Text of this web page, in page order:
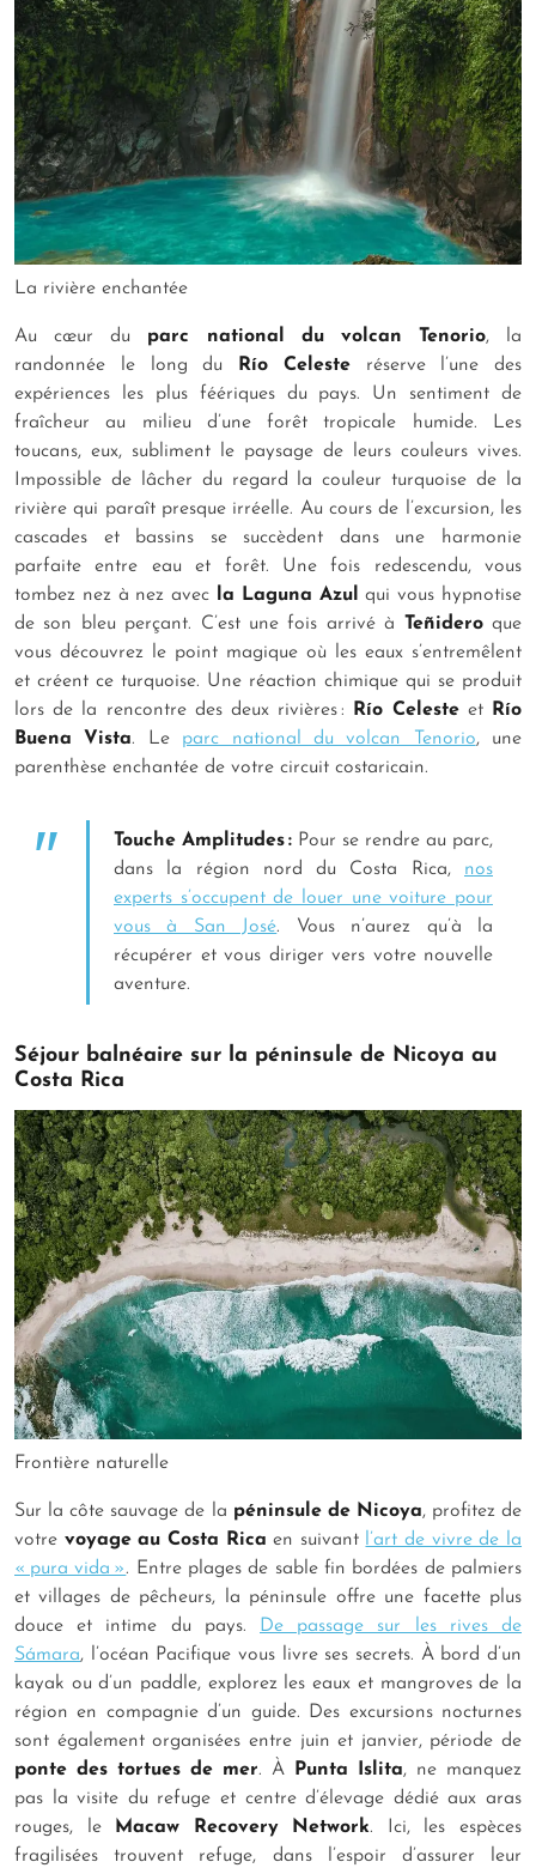
La rivière enchantée
Au cœur du parc national du volcan Tenorio, la
randonnée le long du Río Celeste réserve l’une des
expériences les plus féériques du pays. Un sentiment de
fraîcheur au milieu d’une forêt tropicale humide. Les
toucans, eux, subliment le paysage de leurs couleurs vives.
Impossible de lâcher du regard la couleur turquoise de la
rivière qui paraît presque irréelle. Au cours de l’excursion, les
cascades et bassins se succèdent dans une harmonie
parfaite entre eau et forêt. Une fois redescendu, vous
tombez nez à nez avec la Laguna Azul qui vous hypnotise
de son bleu perçant. C’est une fois arrivé à Teñideroque
vous découvrez le point magique où les eaux s’entremêlent
et créent ce turquoise. Une réaction chimique qui se produit
lors de la rencontre des deux rivières : Río Celesteet Río
Buena Vista. Le parc national du volcan Tenorio, une
parenthèse enchantée de votre circuit costaricain.
Touche Amplitudes : Pour se rendre au parc,
dans la région nord du Costa Rica, nos
experts s’occupent de louer une voiture pour
vous à San José. Vous n’aurez qu’à la
récupérer et vous diriger vers votre nouvelle
aventure.
Séjour balnéaire sur la péninsule de Nicoya au
Costa Rica
Frontière naturelle
Sur la côte sauvage de la péninsule de Nicoya, profitez de
votre voyage au Costa Rica en suivant
l’art de vivre de la
« pura vida ». Entre plages de sable fin bordées de palmiers
et villages de pêcheurs, la péninsule offre une facette plus
douce et intime du pays.
De passage sur les rives de
Sámara, l’océan Pacifique vous livre ses secrets. À bord d’un
kayak ou d’un paddle, explorez les eaux et mangroves de la
région en compagnie d’un guide. Des excursions nocturnes
sont également organisées entre juin et janvier, période de
ponte des tortues de mer. À Punta Islita, ne manquez
pas la visite du refuge et centre d’élevage dédié aux aras
rouges, le
Macaw Recovery Network. Ici, les espèces
fragilisées trouvent refuge, dans l’espoir d’assurer leur